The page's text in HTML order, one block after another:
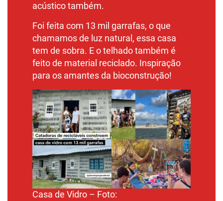
acústico também.
Foi feita com 13 mil garrafas, o que
chamamos de luz natural, essa casa
tem de sobra. E o telhado também é
feito de material reciclado. Inspiração
para os amantes da bioconstrução!
Casa de Vidro – Foto: